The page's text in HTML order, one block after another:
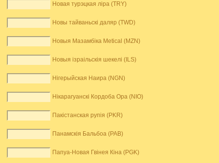
Новая турэцкая ліра (TRY)
Новы тайваньскі даляр (TWD)
Новыя Мазамбіка Metical (MZN)
Новыя ізраільскія шекелі (ILS)
Нігерыйская Наира (NGN)
Нікарагуанскі Кордоба Ора (NIO)
Пакістанская рупія (PKR)
Панамскія Бальбоа (PAB)
Папуа-Новая Гвінея Кіна (PGK)